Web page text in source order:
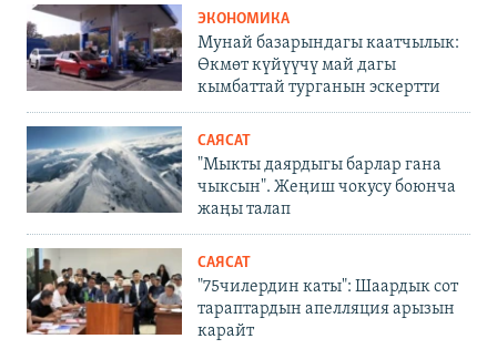
ЭКОНОМИКА
Мунай базарындагы каатчылык:
Өкмөт күйүүчү май дагы
кымбаттай турганын эскертти
САЯСАТ
"Мыкты даярдыгы барлар гана
чыксын". Жеңиш чокусу боюнча
жаңы талап
САЯСАТ
"75чилердин каты": Шаардык сот
тараптардын апелляция арызын
карайт